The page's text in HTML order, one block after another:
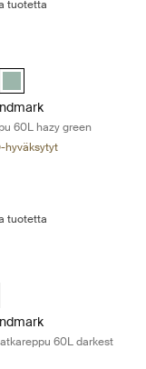
tuotetta
60L
Landmark 60L Syvä
Thule Landmark 60L
60L hazy green
hyväksytyt
tuotetta
60L Women's
Landmark 60L
60L darkest